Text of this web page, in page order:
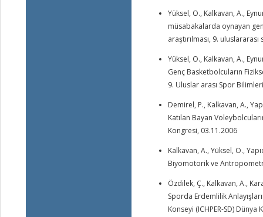
Yüksel, O., Kalkavan, A.,
müsabakalarda oynayan
araştırılması, 9.
Yüksel, O., Kalkavan, A.,
Genç Basketbolcuların
9. Uluslar arası Spor
Demirel, P., Kalkavan, A.,
Katılan Bayan
Kongresi, 03.11.2006
Kalkavan, A., Yüksel, O.,
Biyomotorik ve
Özdilek, Ç., Kalkavan, A.,
Sporda Erdemlilik
Konseyi (ICHPER-SD)